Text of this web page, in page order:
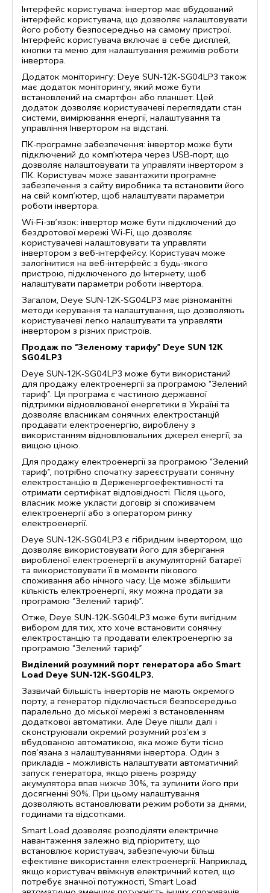
Інтерфейс користувача: інвертор має вбудований
інтерфейс користувача, що дозволяє налаштовувати
його роботу безпосередньо на самому пристрої.
Інтерфейс користувача включає в себе дисплей,
кнопки та меню для налаштування режимів роботи
інвертора.
Додаток моніторингу: Deye SUN-12K-SG04LP3 також
має додаток моніторингу, який може бути
встановлений на смартфон або планшет. Цей
додаток дозволяє користувачеві переглядати стан
системи, вимірювання енергії, налаштування та
управління Інвертором на відстані.
ПК-програмне забезпечення: інвертор може бути
підключений до комп’ютера через USB-порт, що
дозволяє налаштовувати та управляти інвертором з
ПК. Користувач може завантажити програмне
забезпечення з сайту виробника та встановити його
на свій комп’ютер, щоб налаштувати параметри
роботи інвертора.
Wi-Fi-зв’язок: інвертор може бути підключений до
бездротової мережі Wi-Fi, що дозволяє
користувачеві налаштовувати та управляти
інвертором з веб-інтерфейсу. Користувач може
залогінитися на веб-інтерфейс з будь-якого
пристрою, підключеного до Інтернету, щоб
налаштувати параметри роботи інвертора.
Загалом, Deye SUN-12K-SG04LP3 має різноманітні
методи керування та налаштування, що дозволяють
користувачеві легко налаштувати та управляти
інвертором з різних пристроїв.
Продаж по “Зеленому тарифу” Deye SUN 12K
SG04LP3
Deye SUN-12K-SG04LP3 може бути використаний
для продажу електроенергії за програмою “Зелений
тариф”. Ця програма є частиною державної
підтримки відновлюваної енергетики в Україні та
дозволяє власникам сонячних електростанцій
продавати електроенергію, вироблену з
використанням відновлювальних джерел енергії, за
вищою ціною.
Для продажу електроенергії за програмою “Зелений
тариф”, потрібно спочатку зареєструвати сонячну
електростанцію в Держенергоефективності та
отримати сертифікат відповідності. Після цього,
власник може укласти договір зі споживачем
електроенергії або з оператором ринку
електроенергії.
Deye SUN-12K-SG04LP3 є гібридним інвертором, що
дозволяє використовувати його для зберігання
виробленої електроенергії в акумуляторній батареї
та використовувати її в моменти пікового
споживання або нічного часу. Це може збільшити
кількість електроенергії, яку можна продати за
програмою “Зелений тариф”.
Отже, Deye SUN-12K-SG04LP3 може бути вигідним
вибором для тих, хто хоче встановити сонячну
електростанцію та продавати електроенергію за
програмою “Зелений тариф”
Виділений розумний порт генератора або Smart
Load Deye SUN-12K-SG04LP3.
Зазвичай більшість інверторів не мають окремого
порту, а генератор підключається безпосередньо
паралельно до міської мережі з встановленням
додаткової автоматики. Але Deye пішли далі і
сконструювали окремий розумний роз’єм з
вбудованою автоматикою, яка може бути тісно
пов’язана з налаштуваннями інвертора. Один з
прикладів – можливість налаштувати автоматичний
запуск генератора, якщо рівень розряду
акумулятора впав нижче 30%, та зупинити його при
досягненні 90%. При цьому налаштування
дозволяють встановлювати режим роботи за днями,
годинами та відсотками.
Smart Load дозволяє розподіляти електричне
навантаження залежно від пріоритету, що
встановлює користувач, забезпечуючи більш
ефективне використання електроенергії. Наприклад,
якщо користувач ввімкнув електричний котел, що
потребує значної потужності, Smart Load